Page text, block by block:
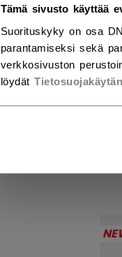
Tämä sivusto käyttää
Suorituskyky on osa
parantamiseksi sekä
verkkosivuston
löydät